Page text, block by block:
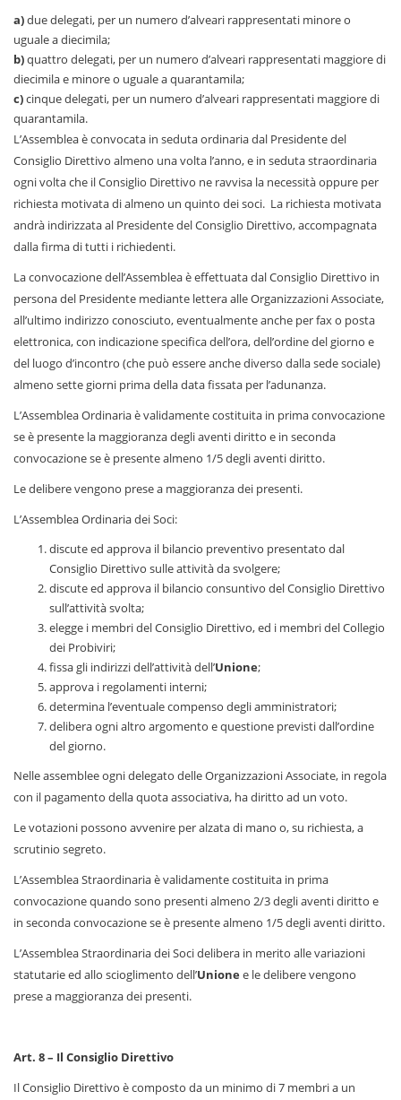
a)due delegati, per un numero d’alveari rappresentati minore o
uguale a diecimila;
b)quattro delegati, per un numero d’alveari rappresentati maggiore di
diecimila e minore o uguale a quarantamila;
c)cinque delegati, per un numero d’alveari rappresentati maggiore di
quarantamila.
L’Assemblea è convocata in seduta ordinaria dal Presidente del
Consiglio Direttivo almeno una volta l’anno, e in seduta straordinaria
ogni volta che il Consiglio Direttivo ne ravvisa la necessità oppure per
richiesta motivata di almeno un quinto dei soci. La richiesta motivata
andrà indirizzata al Presidente del Consiglio Direttivo, accompagnata
dalla firma di tutti i richiedenti.
La convocazione dell’Assemblea è effettuata dal Consiglio Direttivo in
persona del Presidente mediante lettera alle Organizzazioni Associate,
all’ultimo indirizzo conosciuto, eventualmente anche per fax o posta
elettronica, con indicazione specifica dell’ora, dell’ordine del giorno e
del luogo d’incontro (che può essere anche diverso dalla sede sociale)
almeno sette giorni prima della data fissata per l’adunanza.
L’Assemblea Ordinaria è validamente costituita in prima convocazione
se è presente la maggioranza degli aventi diritto e in seconda
convocazione se è presente almeno 1/5 degli aventi diritto.
Le delibere vengono prese a maggioranza dei presenti.
L’Assemblea Ordinaria dei Soci:
discute ed approva il bilancio preventivo presentato dal
Consiglio Direttivo sulle attività da svolgere;
discute ed approva il bilancio consuntivo del Consiglio Direttivo
sull’attività svolta;
elegge i membri del Consiglio Direttivo, ed i membri del Collegio
dei Probiviri;
fissa gli indirizzi dell’attività dell’Unione;
approva i regolamenti interni;
determina l’eventuale compenso degli amministratori;
delibera ogni altro argomento e questione previsti dall’ordine
del giorno.
Nelle assemblee ogni delegato delle Organizzazioni Associate, in regola
con il pagamento della quota associativa, ha diritto ad un voto.
Le votazioni possono avvenire per alzata di mano o, su richiesta, a
scrutinio segreto.
L’Assemblea Straordinaria è validamente costituita in prima
convocazione quando sono presenti almeno 2/3 degli aventi diritto e
in seconda convocazione se è presente almeno 1/5 degli aventi diritto.
L’Assemblea Straordinaria dei Soci delibera in merito alle variazioni
statutarie ed allo scioglimento dell’Unione e le delibere vengono
prese a maggioranza dei presenti.
Art. 8 – Il Consiglio Direttivo
Il Consiglio Direttivo è composto da un minimo di 7 membri a un